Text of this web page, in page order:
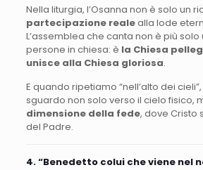
Nella liturgia, l’Osanna non è solo un
partecipazione realealla lode
L’assemblea che canta non è più
persone in chiesa: è la Chiesa
unisce alla Chiesa gloriosa.
E quando ripetiamo “nell’alto dei
sguardo non solo verso il cielo fisico,
dimensione della fede, dove Cristo
del Padre.
4. “Benedetto colui che viene nel